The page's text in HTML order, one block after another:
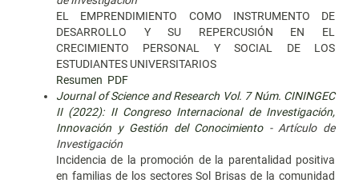
EL EMPRENDIMIENTO COMO INSTRUMENTO DE
DESARROLLO Y SU REPERCUSIÓN EN EL
CRECIMIENTO PERSONAL Y SOCIAL DE LOS
ESTUDIANTES UNIVERSITARIOS
Resumen PDF
Journal of Science and Research Vol. 7 Núm. CININGEC
II (2022): II Congreso Internacional de Investigación,
Innovación y Gestión del Conocimiento- Artículo de
Investigación
Incidencia de la promoción de la parentalidad positiva
en familias de los sectores Sol Brisas de la comunidad